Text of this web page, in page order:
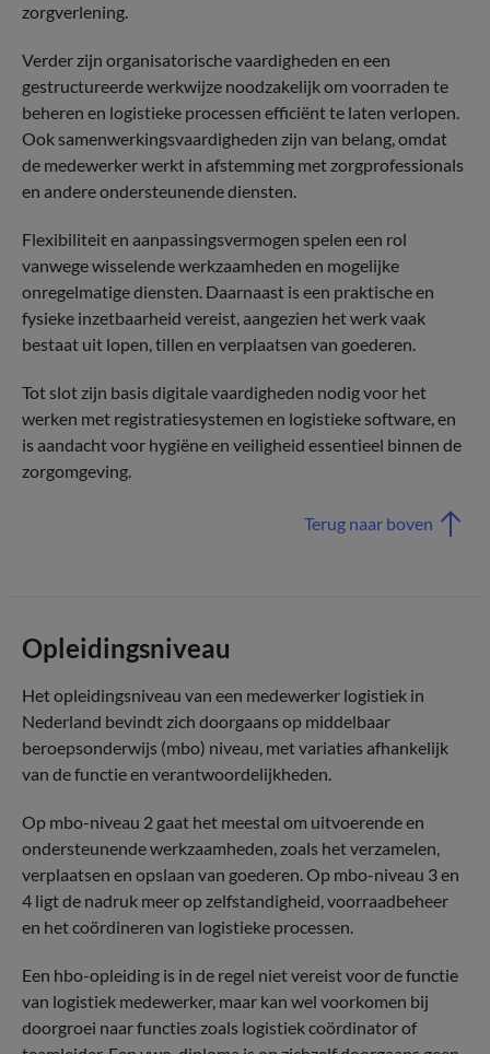
zorgverlening.
Verder zijn organisatorische vaardigheden en een
gestructureerde werkwijze noodzakelijk om voorraden te
beheren en logistieke processen efficiënt te laten verlopen.
Ook samenwerkingsvaardigheden zijn van belang, omdat
de medewerker werkt in afstemming met zorgprofessionals
en andere ondersteunende diensten.
Flexibiliteit en aanpassingsvermogen spelen een rol
vanwege wisselende werkzaamheden en mogelijke
onregelmatige diensten. Daarnaast is een praktische en
fysieke inzetbaarheid vereist, aangezien het werk vaak
bestaat uit lopen, tillen en verplaatsen van goederen.
Tot slot zijn basis digitale vaardigheden nodig voor het
werken met registratiesystemen en logistieke software, en
is aandacht voor hygiëne en veiligheid essentieel binnen de
zorgomgeving.
Terug naar boven
Opleidingsniveau
Het opleidingsniveau van een medewerker logistiek in
Nederland bevindt zich doorgaans op middelbaar
beroepsonderwijs (mbo) niveau, met variaties afhankelijk
van de functie en verantwoordelijkheden.
Op mbo-niveau 2 gaat het meestal om uitvoerende en
ondersteunende werkzaamheden, zoals het verzamelen,
verplaatsen en opslaan van goederen. Op mbo-niveau 3 en
4 ligt de nadruk meer op zelfstandigheid, voorraadbeheer
en het coördineren van logistieke processen.
Een hbo-opleiding is in de regel niet vereist voor de functie
van logistiek medewerker, maar kan wel voorkomen bij
doorgroei naar functies zoals logistiek coördinator of